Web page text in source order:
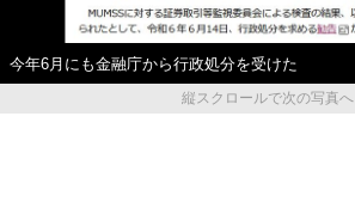
今年6月にも金融庁から行政処分を受けた
縦スクロールで次の写真へ